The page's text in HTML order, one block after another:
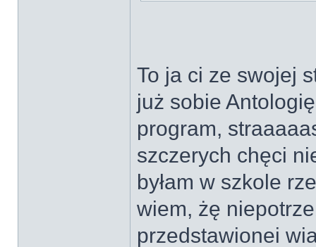
To ja ci ze swojej
już sobie
program,
szczerych chęci
byłam w szkole
wiem, żę
przedstawionei